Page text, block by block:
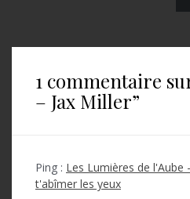
1 commentaire
– Jax Miller”
Ping : Les Lumières de l'Aube
t'abîmer les yeux